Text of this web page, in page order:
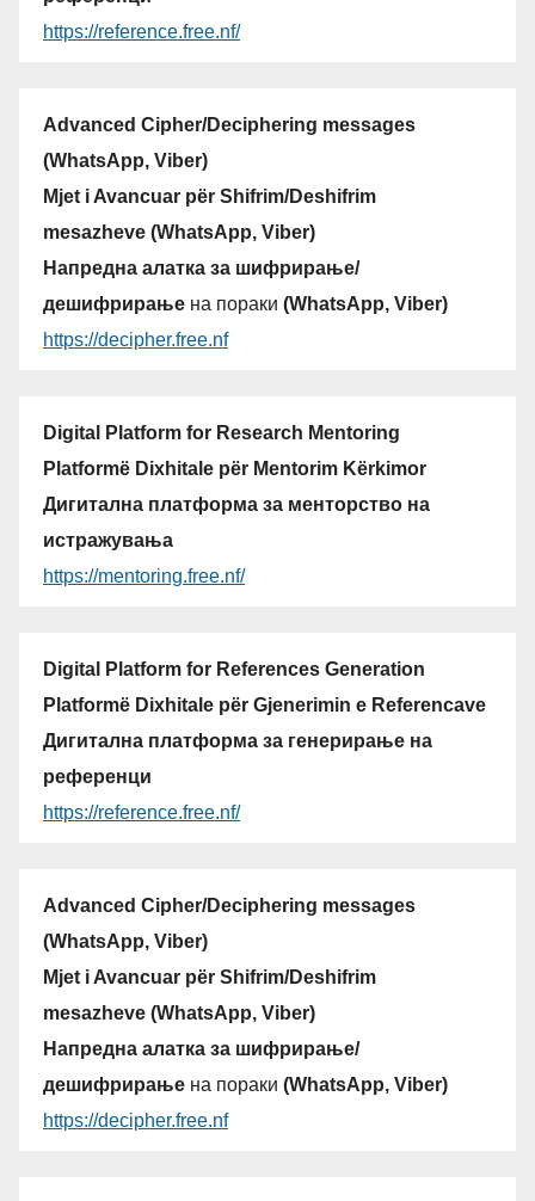
https://reference.free.nf/
Advanced Cipher/Deciphering messages
(WhatsApp, Viber)
Mjet i Avancuar për Shifrim/Deshifrim
mesazheve (WhatsApp, Viber)
Напредна алатка за шифрирање/
дешифрирање на пораки (WhatsApp, Viber)
https://decipher.free.nf
Digital Platform for Research Mentoring
Platformë Dixhitale për Mentorim Kërkimor
Дигитална платформа за менторство на
истражувања
https://mentoring.free.nf/
Digital Platform for References Generation
Platformë Dixhitale për Gjenerimin e Referencave
Дигитална платформа за генерирање на
референци
https://reference.free.nf/
Advanced Cipher/Deciphering messages
(WhatsApp, Viber)
Mjet i Avancuar për Shifrim/Deshifrim
mesazheve (WhatsApp, Viber)
Напредна алатка за шифрирање/
дешифрирање на пораки (WhatsApp, Viber)
https://decipher.free.nf